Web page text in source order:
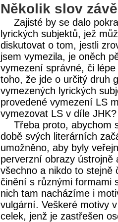
Několik slov
Zajisté by se dalo
lyrických subjektů, jež
diskutovat o tom, jestli
jsem vymezila, je oněch
vymezení správné, či
toho, že jde o určitý druh
vymezených lyrických
provedené vymezení LS
vymezovat LS v díle JHK?
Třeba proto, abychom
době svých literárních
umožněno, aby byly
perverzní obrazy ústrojně
všechno a nikdo to
činění s různými formami
nich tam nacházíme i
vulgární. Veškeré motivy
celek, jenž je zastřešen